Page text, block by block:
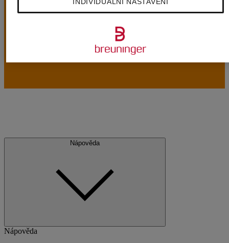
Bezplatné vrácení zboží do 30 dnů
Nápověda
Nápověda